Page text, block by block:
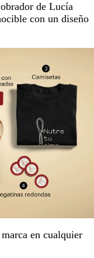
de Lucía
con un diseño
en cualquier